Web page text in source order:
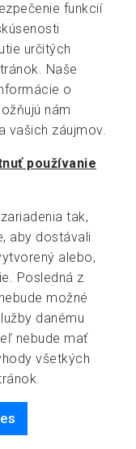
funkcií
určitých
Naše
o
nám
vašich záujmov.
používanie
tak,
aby dostávali
alebo,
Posledná z
možné
danému
nebude mať
všetkých